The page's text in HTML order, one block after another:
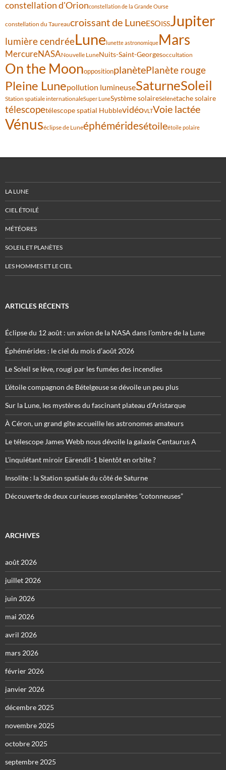
constellation d'Orionconstellation de la Grande Ourse
constellation du Taureaucroissant de LuneESOISSJupiter
lumière cendréeLunelunette astronomiqueMars
MercureNASANouvelle LuneNuits-Saint-Georgesoccultation
On the MoonoppositionplanètePlanète rouge
Pleine Lunepollution lumineuseSaturneSoleil
Station spatiale internationaleSuper LuneSystème solaireSélénétache solaire
télescopetélescope spatial HubblevidéoVLTVoie lactée
Vénuséclipse de Luneéphéméridesétoileétoile polaire
LA LUNE
CIEL ÉTOILÉ
MÉTÉORES
SOLEIL ET PLANÈTES
LES HOMMES ET LE CIEL
ARTICLES RÉCENTS
Éclipse du 12 août : un avion de la NASA dans l’ombre de la Lune
Éphémérides : le ciel du mois d’août 2026
Le Soleil se lève, rougi par les fumées des incendies
L’étoile compagnon de Bételgeuse se dévoile un peu plus
Sur la Lune, les mystères du fascinant plateau d’Aristarque
À Céron, un grand gîte accueille les astronomes amateurs
Le télescope James Webb nous dévoile la galaxie Centaurus A
L’inquiétant miroir Eärendil-1 bientôt en orbite ?
Insolite : la Station spatiale du côté de Saturne
Découverte de deux curieuses exoplanètes “cotonneuses”
ARCHIVES
août 2026
juillet 2026
juin 2026
mai 2026
avril 2026
mars 2026
février 2026
janvier 2026
décembre 2025
novembre 2025
octobre 2025
septembre 2025